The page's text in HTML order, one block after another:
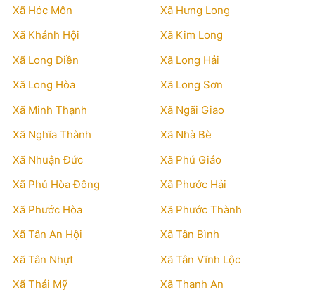
Xã Hóc Môn
Xã Hưng Long
Xã Khánh Hội
Xã Kim Long
Xã Long Điền
Xã Long Hải
Xã Long Hòa
Xã Long Sơn
Xã Minh Thạnh
Xã Ngãi Giao
Xã Nghĩa Thành
Xã Nhà Bè
Xã Nhuận Đức
Xã Phú Giáo
Xã Phú Hòa Đông
Xã Phước Hải
Xã Phước Hòa
Xã Phước Thành
Xã Tân An Hội
Xã Tân Bình
Xã Tân Nhựt
Xã Tân Vĩnh Lộc
Xã Thái Mỹ
Xã Thanh An